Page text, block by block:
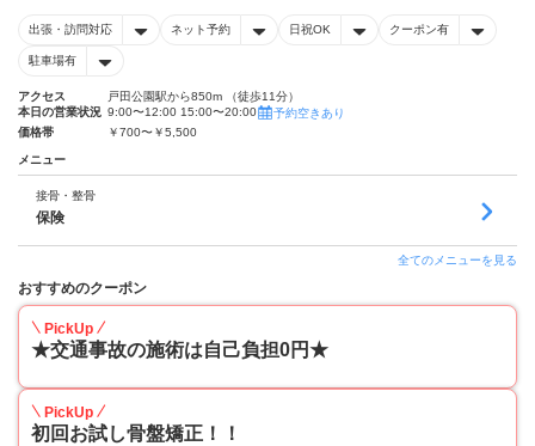
出張・訪問対応 ネット予約 日祝OK クーポン有
駐車場有
アクセス
戸田公園駅から850m （徒歩11分）
本日の営業状況 9:00〜12:00 15:00〜20:00
予約空きあり
価格帯
￥700〜￥5,500
メニュー
接骨・整骨
保険
全てのメニューを見る
おすすめのクーポン
PickUp
★交通事故の施術は自己負担0円★
PickUp
初回お試し骨盤矯正！！